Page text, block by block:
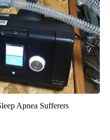
Apnea Sufferers